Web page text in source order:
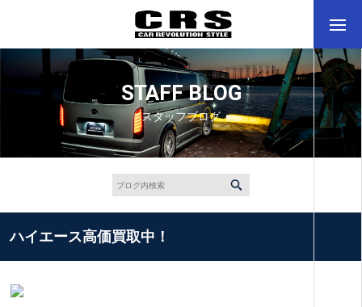
STAFF BLOG
スタッフブログ
ハイエース高価買取中！